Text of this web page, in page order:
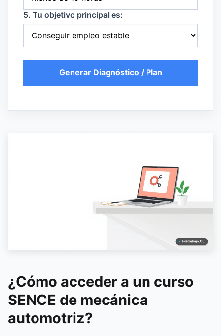
5. Tu objetivo principal es:
Generar Diagnóstico / Plan
¿Cómo acceder a un curso
SENCE de mecánica
automotriz?